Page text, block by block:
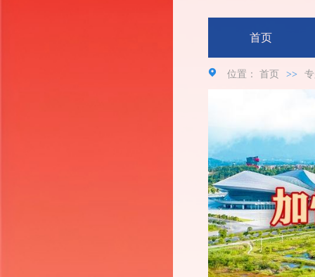
首页
位置： 首页 >>